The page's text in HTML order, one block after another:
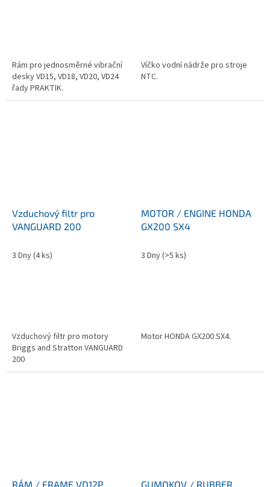
Rám pro jednosměrné vibrační
desky VD15, VD18, VD20, VD24
řady PRAKTIK.
Víčko vodní nádrže pro stroje
NTC.
Vzduchový filtr pro
VANGUARD 200
3 Dny(4 ks)
Vzduchový filtr pro motory
Briggs and Stratton VANGUARD
200
MOTOR / ENGINE HONDA
GX200 SX4
3 Dny(>5 ks)
Motor HONDA GX200 SX4.
RÁM / FRAME VD12P GUMOKOV / RUBBER